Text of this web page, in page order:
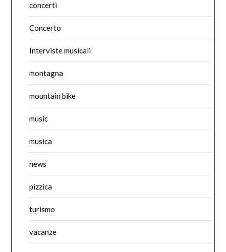
concerti
Concerto
Interviste musicali
montagna
mountain bike
music
musica
news
pizzica
turismo
vacanze